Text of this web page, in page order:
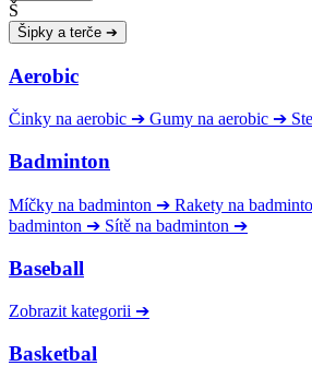
Š
Šipky a terče ➔
Aerobic
Činky na aerobic ➔ Gumy na aerobic ➔
Badminton
Míčky na badminton ➔ Rakety na
badminton ➔ Sítě na badminton ➔
Baseball
Zobrazit kategorii ➔
Basketbal